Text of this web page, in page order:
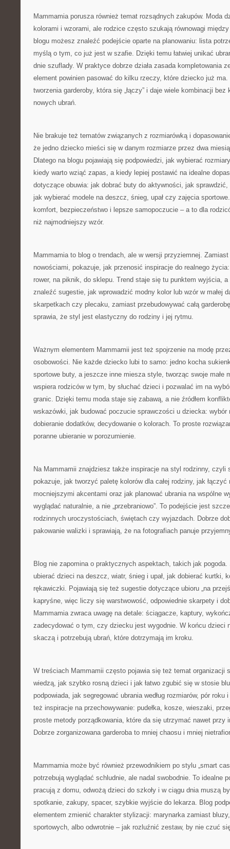
Mammamia porusza również temat rozsądnych zakupów. Moda
kolorami i wzorami, ale rodzice często szukają równowagi
blogu możesz znaleźć podejście oparte na planowaniu: lista
myślą o tym, co już jest w szafie. Dzięki temu łatwiej unikać
dnie szuflady. W praktyce dobrze działa zasada kompletowania
element powinien pasować do kilku rzeczy, które dziecko już
tworzenia garderoby, która się „łączy” i daje wiele kombinacji bez
nowych ubrań.
Nie brakuje też tematów związanych z rozmiarówką i
że jedno dziecko mieści się w danym rozmiarze przez dwa
Dlatego na blogu pojawiają się podpowiedzi, jak wybierać rozmiary
kiedy warto wziąć zapas, a kiedy lepiej postawić na idealne
dotyczące obuwia: jak dobrać buty do aktywności, jak
jak wybierać modele na deszcz, śnieg, upał czy zajęcia
komfort, bezpieczeństwo i lepsze samopoczucie – a to dla
niż najmodniejszy wzór.
Mammamia to blog o trendach, ale w wersji przyziemnej.
nowościami, pokazuje, jak przenosić inspiracje do realnego
rower, na piknik, do sklepu. Trend staje się tu punktem wyjścia,
znaleźć sugestie, jak wprowadzić modny kolor lub wzór w małej
skarpetkach czy plecaku, zamiast przebudowywać całą
sprawia, że styl jest elastyczny do rodziny i jej rytmu.
Ważnym elementem Mammamii jest też spojrzenie na modę
osobowości. Nie każde dziecko lubi to samo: jedno kocha
sportowe buty, a jeszcze inne miesza style, tworząc swoje małe
wspiera rodziców w tym, by słuchać dzieci i pozwalać im na
granic. Dzięki temu moda staje się zabawą, a nie źródłem
wskazówki, jak budować poczucie sprawczości u dziecka: wybór
dobieranie dodatków, decydowanie o kolorach. To proste
poranne ubieranie w porozumienie.
Na Mammamii znajdziesz także inspiracje na styl rodzinny, czyli
pokazuje, jak tworzyć paletę kolorów dla całej rodziny, jak łączyć
mocniejszymi akcentami oraz jak planować ubrania na wspólne
wyglądać naturalnie, a nie „przebraniowo”. To podejście jest
rodzinnych uroczystościach, świętach czy wyjazdach. Dobrze
pakowanie walizki i sprawiają, że na fotografiach panuje
Blog nie zapomina o praktycznych aspektach, takich jak
ubierać dzieci na deszcz, wiatr, śnieg i upał, jak dobierać kurtki,
rękawiczki. Pojawiają się też sugestie dotyczące ubioru „na
kapryśne, więc liczy się warstwowość, odpowiednie skarpety i
Mammamia zwraca uwagę na detale: ściągacze, kaptury,
zadecydować o tym, czy dziecku jest wygodnie. W końcu dzieci
skaczą i potrzebują ubrań, które dotrzymają im kroku.
W treściach Mammamii często pojawia się też temat organizacji
wiedzą, jak szybko rosną dzieci i jak łatwo zgubić się w stosie
podpowiada, jak segregować ubrania według rozmiarów, pór
też inspiracje na przechowywanie: pudełka, kosze, wieszaki,
proste metody porządkowania, które da się utrzymać nawet przy
Dobrze zorganizowana garderoba to mniej chaosu i mniej
Mammamia może być również przewodnikiem po stylu „smart
potrzebują wyglądać schludnie, ale nadal swobodnie. To idealne
pracują z domu, odwożą dzieci do szkoły i w ciągu dnia muszą
spotkanie, zakupy, spacer, szybkie wyjście do lekarza. Blog
elementem zmienić charakter stylizacji: marynarka zamiast
sportowych, albo odwrotnie – jak rozluźnić zestaw, by nie czuć